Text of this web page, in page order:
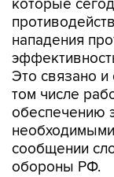
которые
нападения
Это связано и
том числе
обеспечению
сообщении
обороны РФ.